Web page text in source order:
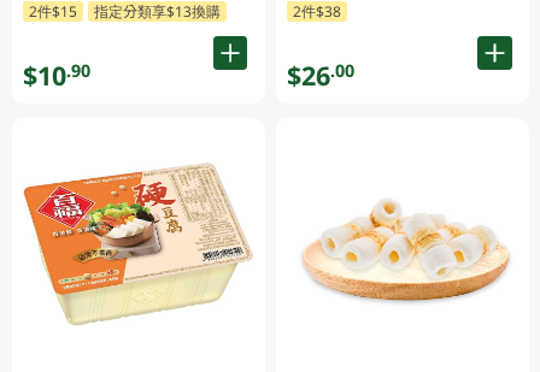
2件$15 指定分類享$13換購
$10.90
2件$38
$26.00